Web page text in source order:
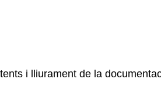
i lliurament de la